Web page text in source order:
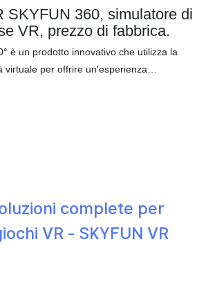
per fornire ai giocatori un feedback
360 gradi. I giocatori possono immergersi
UFO realistica e sperimentare
di controllo di volo.
SKYFUN 360, simulatore di
VR, prezzo di fabbrica.
è un prodotto innovativo che utilizza la
virtuale per offrire un'esperienza
complete per
VR - SKYFUN VR